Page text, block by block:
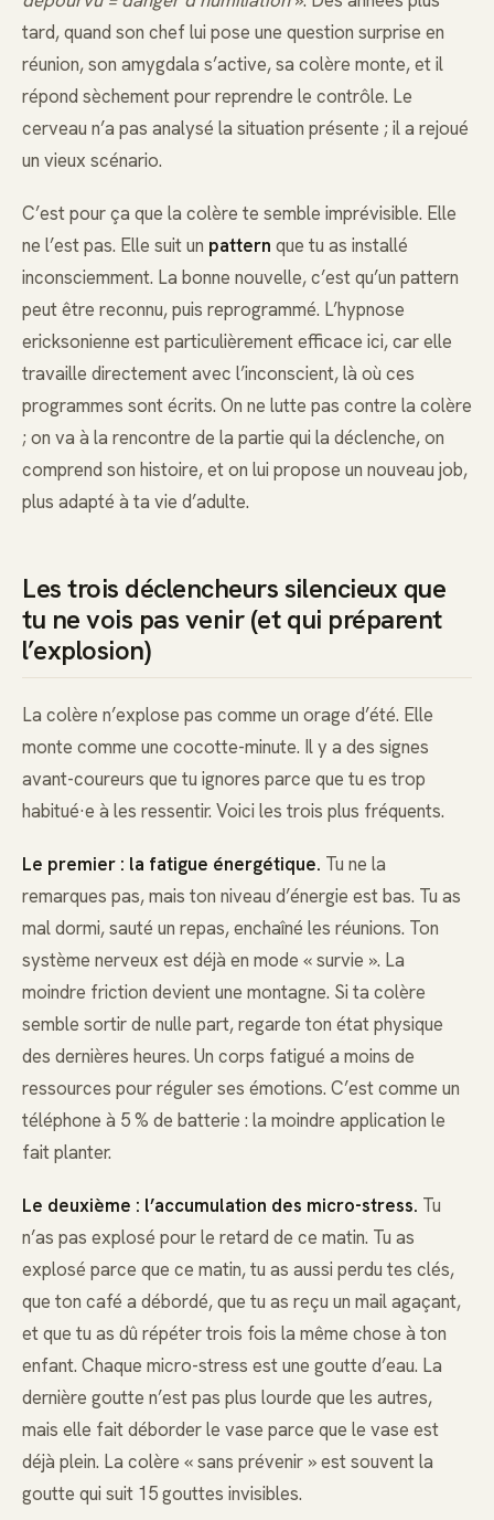
tard, quand son chef lui pose une question surprise en
réunion, son amygdala s’active, sa colère monte, et il
répond sèchement pour reprendre le contrôle. Le
cerveau n’a pas analysé la situation présente ; il a rejoué
un vieux scénario.
C’est pour ça que la colère te semble imprévisible. Elle
ne l’est pas. Elle suit un pattern que tu as installé
inconsciemment. La bonne nouvelle, c’est qu’un pattern
peut être reconnu, puis reprogrammé. L’hypnose
ericksonienne est particulièrement efficace ici, car elle
travaille directement avec l’inconscient, là où ces
programmes sont écrits. On ne lutte pas contre la colère
; on va à la rencontre de la partie qui la déclenche, on
comprend son histoire, et on lui propose un nouveau job,
plus adapté à ta vie d’adulte.
Les trois déclencheurs silencieux que
tu ne vois pas venir (et qui préparent
l’explosion)
La colère n’explose pas comme un orage d’été. Elle
monte comme une cocotte-minute. Il y a des signes
avant-coureurs que tu ignores parce que tu es trop
habitué·e à les ressentir. Voici les trois plus fréquents.
Le premier : la fatigue énergétique. Tu ne la
remarques pas, mais ton niveau d’énergie est bas. Tu as
mal dormi, sauté un repas, enchaîné les réunions. Ton
système nerveux est déjà en mode « survie ». La
moindre friction devient une montagne. Si ta colère
semble sortir de nulle part, regarde ton état physique
des dernières heures. Un corps fatigué a moins de
ressources pour réguler ses émotions. C’est comme un
téléphone à 5 % de batterie : la moindre application le
fait planter.
Le deuxième : l’accumulation des micro-stress. Tu
n’as pas explosé pour le retard de ce matin. Tu as
explosé parce que ce matin, tu as aussi perdu tes clés,
que ton café a débordé, que tu as reçu un mail agaçant,
et que tu as dû répéter trois fois la même chose à ton
enfant. Chaque micro-stress est une goutte d’eau. La
dernière goutte n’est pas plus lourde que les autres,
mais elle fait déborder le vase parce que le vase est
déjà plein. La colère « sans prévenir » est souvent la
goutte qui suit 15 gouttes invisibles.